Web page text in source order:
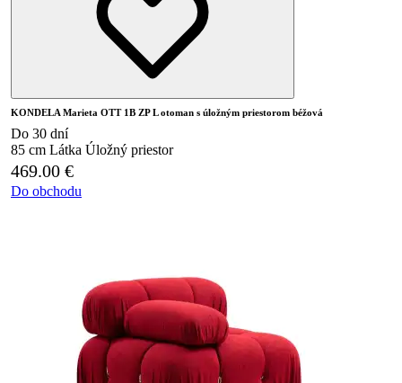
KONDELA Marieta OTT 1B ZP L otoman s úložným priestorom béžová
Do 30 dní
85 cm Látka Úložný priestor
469.00 €
Do obchodu